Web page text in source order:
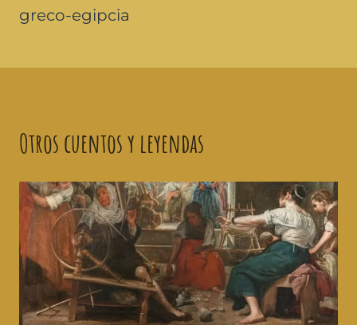
greco-egipcia
Otros cuentos y leyendas